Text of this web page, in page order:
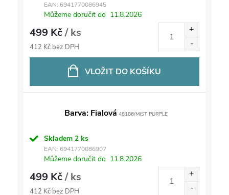
EAN: 6941770086945
Můžeme doručit do 11.8.2026
499 Kč/ ks
412 Kč bez DPH
VLOŽIT DO KOŠÍKU
Barva: Fialová 48186/MIST PURPLE
Skladem 2 ks
EAN: 6941770086907
Můžeme doručit do 11.8.2026
499 Kč/ ks
412 Kč bez DPH